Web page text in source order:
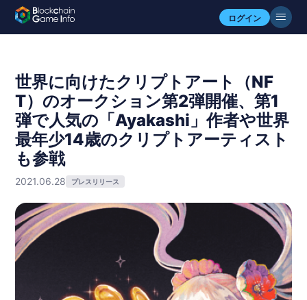
ログイン
世界に向けたクリプトアート（NF
T）のオークション第2弾開催、第1
弾で人気の「Ayakashi」作者や世界
最年少14歳のクリプトアーティスト
も参戦
2021.06.28 プレスリリース